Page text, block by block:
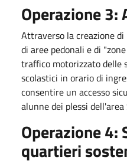
Operazione 3:
Attraverso la creazione
di aree pedonali e di
traffico motorizzato delle
scolastici in orario di
consentire un accesso
alunne dei plessi
Operazione 4:
quartieri